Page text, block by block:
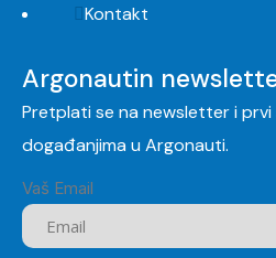
Kontakt
Argonautin
Pretplati se na newsletter i prvi
događanjima u Argonauti.
Vaš Email